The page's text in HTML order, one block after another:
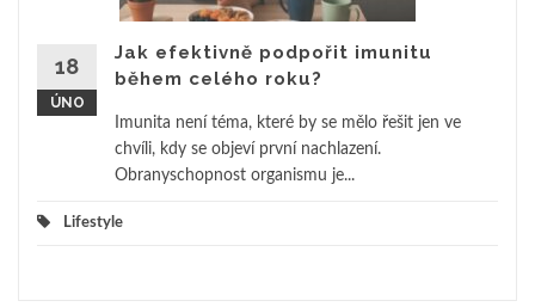
18
ÚNO
Jak efektivně podpořit imunitu
během celého roku?
Imunita není téma, které by se mělo řešit jen ve
chvíli, kdy se objeví první nachlazení.
Obranyschopnost organismu je...
Lifestyle